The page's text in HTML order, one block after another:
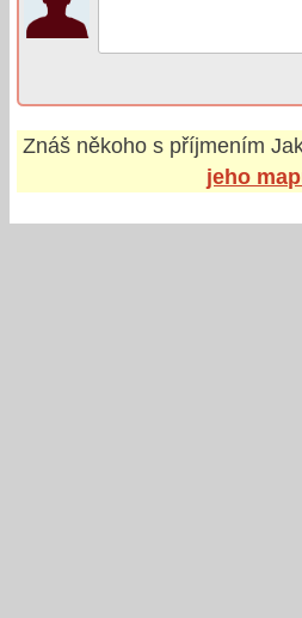
Znáš někoho s příjmením
jeho